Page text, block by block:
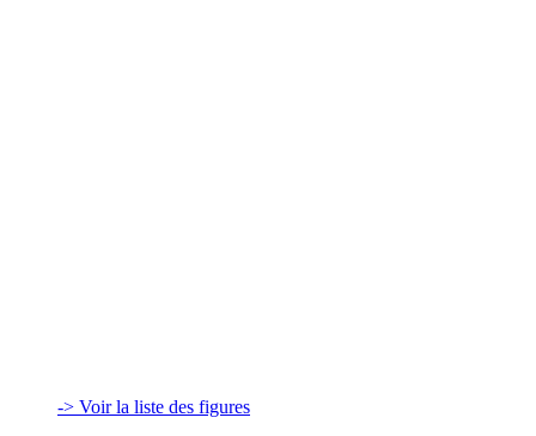
-> Voir la liste des figures